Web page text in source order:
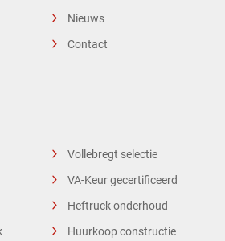
Nieuws
Contact
Vollebregt selectie
VA-Keur gecertificeerd
Heftruck onderhoud
Huurkoop constructie